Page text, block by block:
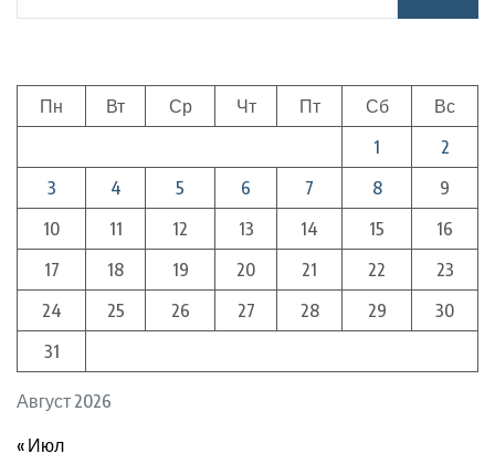
Август 2026
Пн Вт Ср Чт Пт Сб
Вс
1
2
3
4 5 6 7 8
9
10
11 12 13 14 15
16
17
18 19 20 21 22
23
24
25 26 27 28 29
30
31
« Июл